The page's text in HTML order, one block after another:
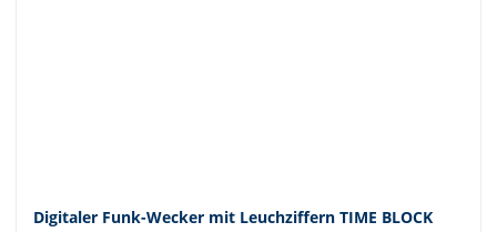
Digitaler Funk-Wecker mit Leuchziffern TIME BLOCK